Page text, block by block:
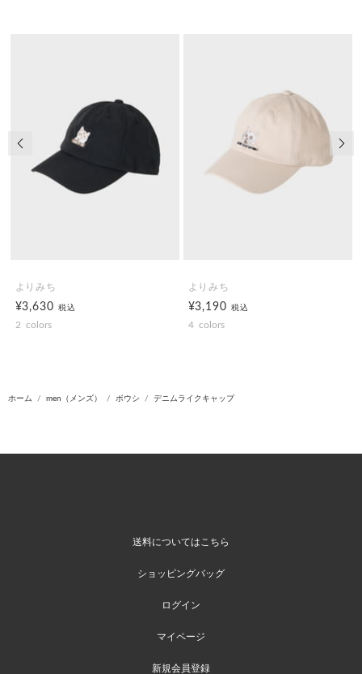
よりみち
¥3,630税込
2 colors
よりみち
¥3,190税込
4 colors
前の画像
ホーム men（メンズ） ボウシ デニムライクキャップ
送料についてはこちら
ショッピングバッグ
ログイン
マイページ
新規会員登録